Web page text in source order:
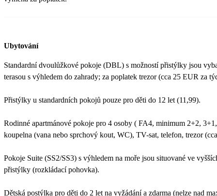
Ubytování
Standardní dvoulůžkové pokoje (DBL) s možností přistýlky jsou
terasou s výhledem do zahrady; za poplatek trezor (cca 25 EUR
Přistýlky u standardních pokojů pouze pro děti do 12 let (11,99).
Rodinné apartmánové pokoje pro 4 osoby ( FA4, minimum 2+2,
koupelna (vana nebo sprchový kout, WC), TV-sat, telefon, trezor
Pokoje Suite (SS2/SS3) s výhledem na moře jsou situované ve
přistýlky (rozkládací pohovka).
Dětská postýlka pro děti do 2 let na vyžádání a zdarma (nelze nad